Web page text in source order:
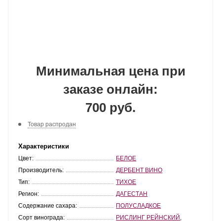
Минимальная цена при
заказе онлайн:
700 руб.
Товар распродан
Характеристики
Цвет:
БЕЛОЕ
Производитель:
ДЕРБЕНТ ВИНО
Тип:
ТИХОЕ
Регион:
ДАГЕСТАН
Содержание сахара:
ПОЛУСЛАДКОЕ
Сорт винограда:
РИСЛИНГ РЕЙНСКИЙ